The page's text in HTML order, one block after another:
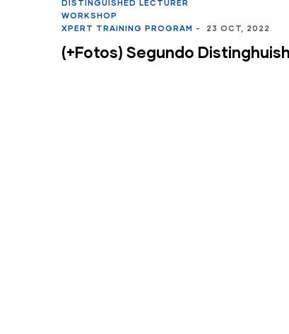
DISTINGUISHED LECTURER
WORKSHOP
XPERT TRAINING PROGRAM - 23 OCT, 2022
(+Fotos) Segundo